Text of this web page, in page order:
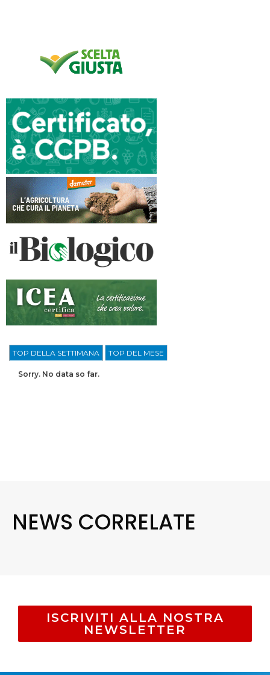
TOP DELLA SETTIMANA TOP DEL MESE
Sorry. No data so far.
NEWS CORRELATE
ISCRIVITI ALLA NOSTRA
NEWSLETTER